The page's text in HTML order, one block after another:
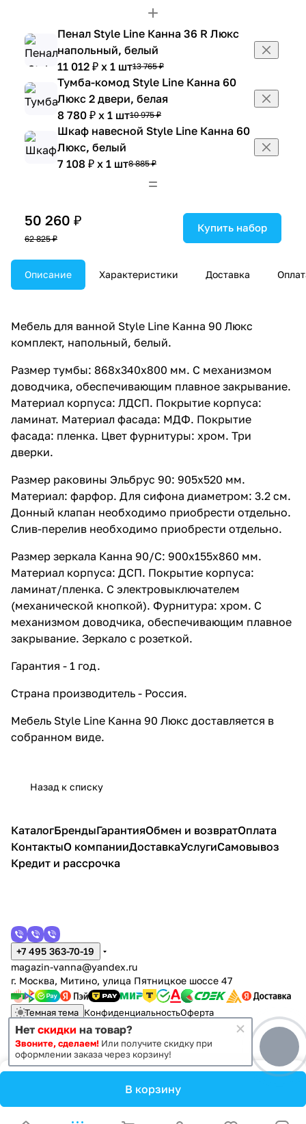
Пенал Style Line Канна 36 R Люкс
напольный, белый
11 012 ₽ x 1 шт13 765 ₽
Тумба-комод Style Line Канна 60
Люкс 2 двери, белая
8 780 ₽ x 1 шт10 975 ₽
Шкаф навесной Style Line Канна 60
Люкс, белый
7 108 ₽ x 1 шт8 885 ₽
50 260 ₽
62 825 ₽
Купить набор
Описание Характеристики Доставка
Мебель для ванной Style Line Канна 90 Люкс
комплект, напольный, белый.
Размер тумбы: 868x340x800 мм. С механизмом
доводчика, обеспечивающим плавное закрывание.
Материал корпуса: ЛДСП. Покрытие корпуса:
ламинат. Материал фасада: МДФ. Покрытие
фасада: пленка. Цвет фурнитуры: хром. Три
дверки.
Размер раковины Эльбрус 90: 905x520 мм.
Материал: фарфор. Для сифона диаметром: 3.2 см.
Донный клапан необходимо приобрести отдельно.
Слив-перелив необходимо приобрести отдельно.
Размер зеркала Канна 90/С: 900x155x860 мм.
Материал корпуса: ДСП. Покрытие корпуса:
ламинат/пленка. С электровыключателем
(механической кнопкой). Фурнитура: хром. С
механизмом доводчика, обеспечивающим плавное
закрывание. Зеркало с розеткой.
Гарантия - 1 год.
Страна производитель - Россия.
Мебель Style Line Канна 90 Люкс доставляется в
собранном виде.
Назад к списку
В корзину
КаталогБрендыГарантияОбмен и возвратОплата
КонтактыО компанииДоставкаУслугиСамовывоз
Кредит и рассрочка
+7 495 363-70-19
magazin-vanna@yandex.ru
г. Москва, Митино, улица Пятницкое шоссе 47
Темная тема КонфиденциальностьОферта
© 2011 - 2026 Vanna-vanna.ru
Нет скидки на товар?
Звоните, сделаем! Или получите скидку при
оформлении заказа через корзину!